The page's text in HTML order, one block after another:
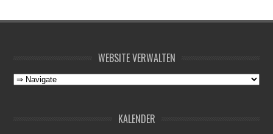
WEBSITE VERWALTEN
KALENDER